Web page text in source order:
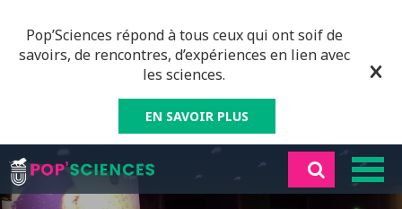
Pop’Sciences répond à tous ceux qui ont soif de
savoirs, de rencontres, d’expériences en lien avec
les sciences.
EN SAVOIR PLUS